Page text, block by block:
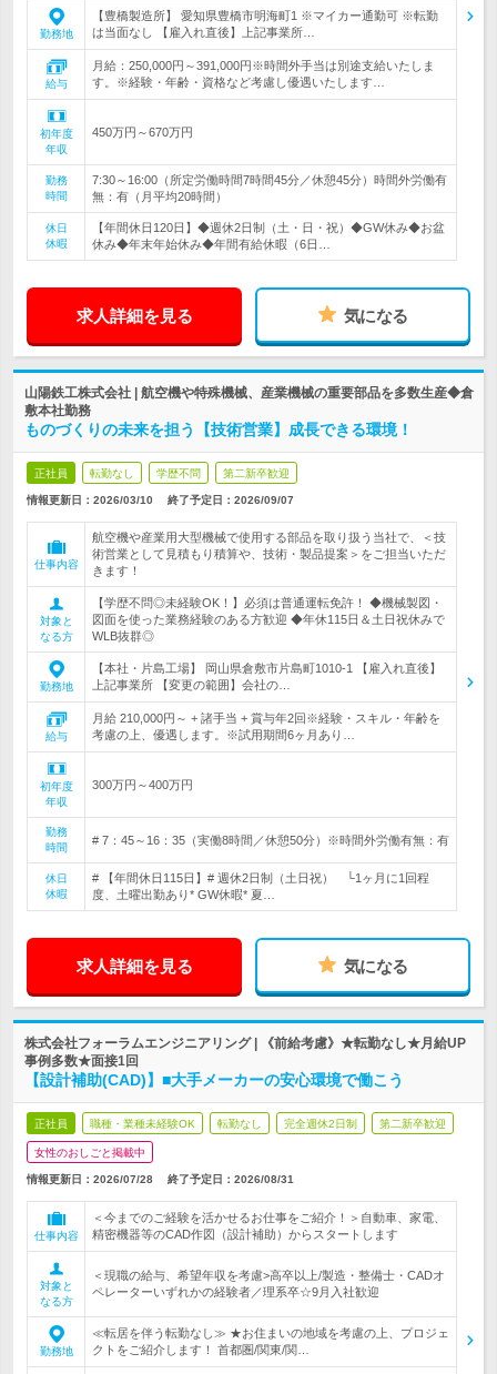
勤務地
【豊橋製造所】 愛知県豊橋市明海町1 ※マイカー通勤可 ※転勤
は当面なし 【雇入れ直後】上記事業所…
給与
月給：250,000円～391,000円※時間外手当は別途支給いたしま
す。※経験・年齢・資格など考慮し優遇いたします…
初年度
年収
450万円～670万円
勤務
時間
7:30～16:00（所定労働時間7時間45分／休憩45分）時間外労働有
無：有（月平均20時間）
休日
休暇
【年間休日120日】◆週休2日制（土・日・祝）◆GW休み◆お盆
休み◆年末年始休み◆年間有給休暇（6日…
求人詳細を見る 気になる
山陽鉄工株式会社 | 航空機や特殊機械、産業機械の重要部品を多数生産◆倉
敷本社勤務
ものづくりの未来を担う【技術営業】成長できる環境！
正社員 転勤なし 学歴不問 第二新卒歓迎
情報更新日：2026/03/10 終了予定日： 2026/09/07
仕事内容
航空機や産業用大型機械で使用する部品を取り扱う当社で、＜技
術営業として見積もり積算や、技術・製品提案＞をご担当いただ
きます！
対象と
なる方
【学歴不問◎未経験OK！】必須は普通運転免許！ ◆機械製図・
図面を使った業務経験のある方歓迎 ◆年休115日＆土日祝休みで
WLB抜群◎
勤務地
【本社・片島工場】 岡山県倉敷市片島町1010-1 【雇入れ直後】
上記事業所 【変更の範囲】会社の…
給与
月給 210,000円～ + 諸手当 + 賞与年2回※経験・スキル・年齢を
考慮の上、優遇します。※試用期間6ヶ月あり…
初年度
年収
300万円～400万円
勤務
時間
# 7：45～16：35（実働8時間／休憩50分）※時間外労働有無：有
休日
休暇
# 【年間休日115日】# 週休2日制（土日祝） └1ヶ月に1回程
度、土曜出勤あり* GW休暇* 夏…
求人詳細を見る 気になる
株式会社フォーラムエンジニアリング | 《前給考慮》★転勤なし★月給UP
事例多数★面接1回
【設計補助(CAD)】■大手メーカーの安心環境で働こう
正社員 職種・業種未経験OK 転勤なし 完全週休2日制 第二新卒歓迎
女性のおしごと掲載中
情報更新日：2026/07/28 終了予定日： 2026/08/31
仕事内容
＜今までのご経験を活かせるお仕事をご紹介！＞自動車、家電、
精密機器等のCAD作図（設計補助）からスタートします
対象と
なる方
＜現職の給与、希望年収を考慮>高卒以上/製造・整備士・CADオ
ペレーターいずれかの経験者／理系卒☆9月入社歓迎
勤務地
≪転居を伴う転勤なし≫ ★お住まいの地域を考慮の上、プロジェ
クトをご紹介します！ 首都圏/関東/関…